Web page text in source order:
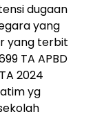
dugaan
yang
yang terbit
TA APBD
2024
yg